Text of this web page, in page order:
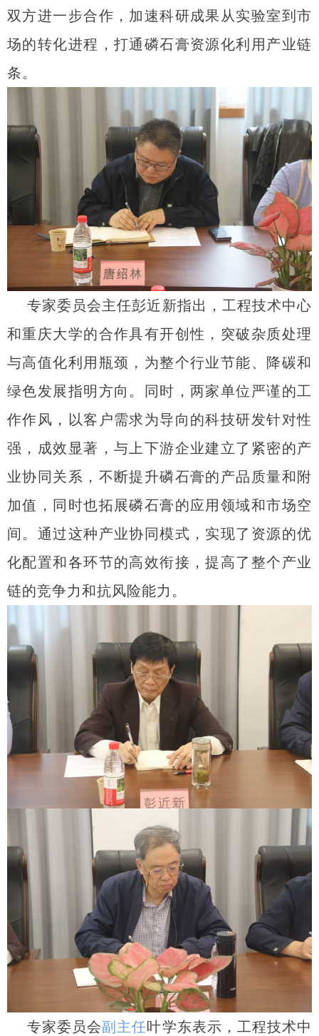
双方进一步合作，加速科研成果从实验室到市
场的转化进程，打通磷石膏资源化利用产业链
条。
专家委员会主任彭近新指出，工程技术中心
和重庆大学的合作具有开创性，突破杂质处理
与高值化利用瓶颈，为整个行业节能、降碳和
绿色发展指明方向。同时，两家单位严谨的工
作作风，以客户需求为导向的科技研发针对性
强，成效显著，与上下游企业建立了紧密的产
业协同关系，不断提升磷石膏的产品质量和附
加值，同时也拓展磷石膏的应用领域和市场空
间。通过这种产业协同模式，实现了资源的优
化配置和各环节的高效衔接，提高了整个产业
链的竞争力和抗风险能力。
专家委员会副主任叶学东表示，工程技术中